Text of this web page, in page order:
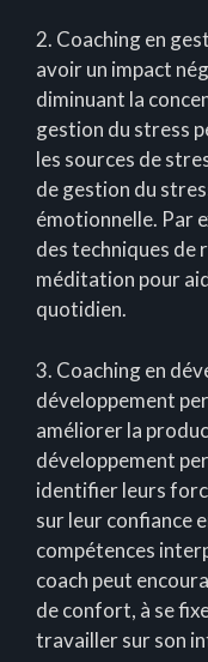
2. Coaching en
avoir un impact
diminuant la
gestion du stress
les sources de
de gestion du
émotionnelle. Par
des techniques de
méditation pour
quotidien.
3. Coaching en
développement
améliorer la
développement
identifier leurs
sur leur confiance
compétences
coach peut
de confort, à se
travailler sur son